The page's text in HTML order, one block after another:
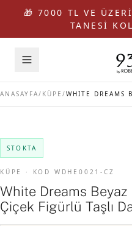
🎁 7000 TL VE
TANESİ
ANASAYFA/ KÜPE /
STOKTA
KÜPE · KOD WDHE0021-CZ
White Dreams
Çiçek Figürlü Taşlı